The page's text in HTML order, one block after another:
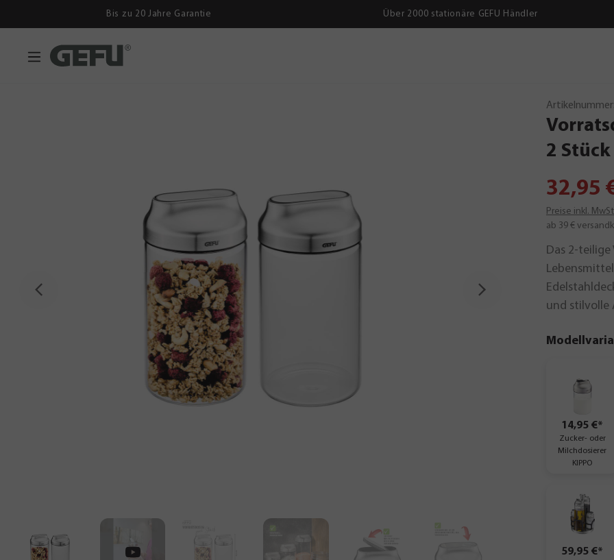
Bis zu 20 Jahre Garantie Über 2000 stationäre GEFU Händler
Artikelnummer:
2 Stück
32,95
Preise inkl.
ab 39 €
Das 2-teilige
und stilvolle
14,95 €*
Zucker- oder
Milchdosierer
KIPPO
59,95 €*